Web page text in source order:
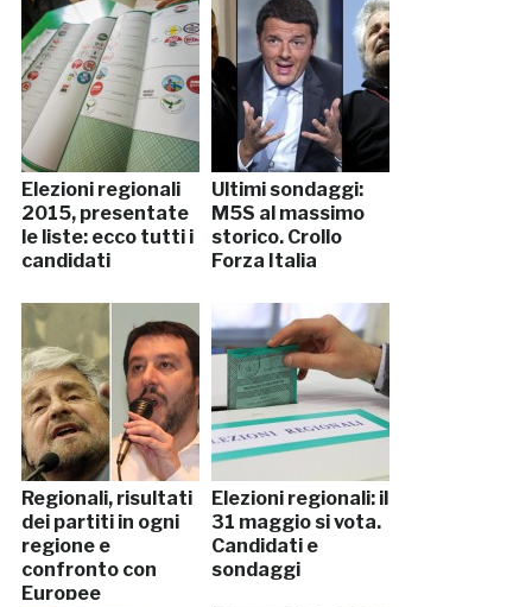
Elezioni regionali
2015, presentate
le liste: ecco tutti i
candidati
Ultimi sondaggi:
M5S al massimo
storico. Crollo
Forza Italia
Regionali, risultati
dei partiti in ogni
regione e
confronto con
Europee
Elezioni regionali: il
31 maggio si vota.
Candidati e
sondaggi